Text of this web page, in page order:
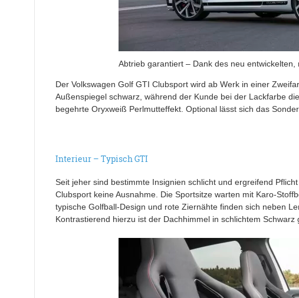
Abtrieb garantiert – Dank des neu
Der Volkswagen Golf GTI Clubsport wird ab Werk in einer
Außenspiegel schwarz, während der Kunde bei der Lackfarbe
begehrte Oryxweiß Perlmutteffekt. Optional lässt sich das
Interieur – Typisch GTI
Seit jeher sind bestimmte Insignien schlicht und ergreifend
Clubsport keine Ausnahme. Die Sportsitze warten mit Karo-
typische Golfball-Design und rote Ziernähte finden sich neben
Kontrastierend hierzu ist der Dachhimmel in schlichtem Schwarz